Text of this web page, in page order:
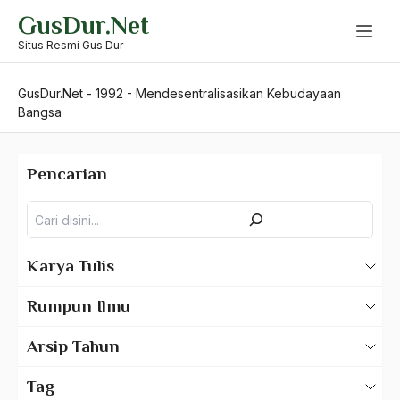
content
GusDur.Net
Situs Resmi Gus Dur
GusDur.Net - 1992 - Mendesentralisasikan Kebudayaan
Bangsa
Pencarian
Karya Tulis
Rumpun Ilmu
Arsip Tahun
Tag